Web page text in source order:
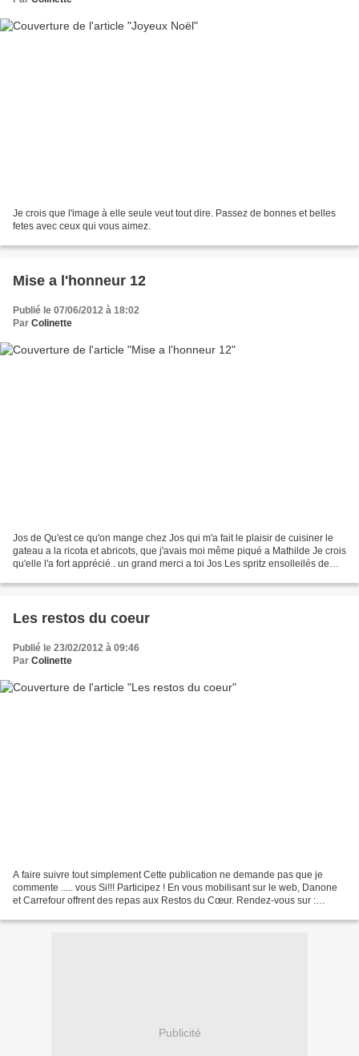
Je crois que l'image à elle seule veut tout dire. Passez de bonnes et belles
fetes avec ceux qui vous aimez.
Mise a l'honneur 12
Publié le 07/06/2012 à 18:02
Par Colinette
Jos de Qu'est ce qu'on mange chez Jos qui m'a fait le plaisir de cuisiner le
gateau a la ricota et abricots, que j'avais moi même piqué a Mathilde Je crois
qu'elle l'a fort apprécié.. un grand merci a toi Jos Les spritz ensolleilés de
Les restos du coeur
Publié le 23/02/2012 à 09:46
Par Colinette
A faire suivre tout simplement Cette publication ne demande pas que je
commente ..... vous Si!!! Participez ! En vous mobilisant sur le web, Danone
et Carrefour offrent des repas aux Restos du Cœur. Rendez-vous sur :
Publicité